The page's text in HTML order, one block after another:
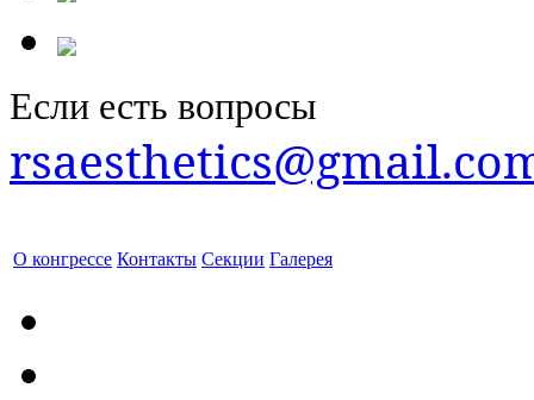
Если есть вопросы
О конгрессе Контакты Секции Галерея